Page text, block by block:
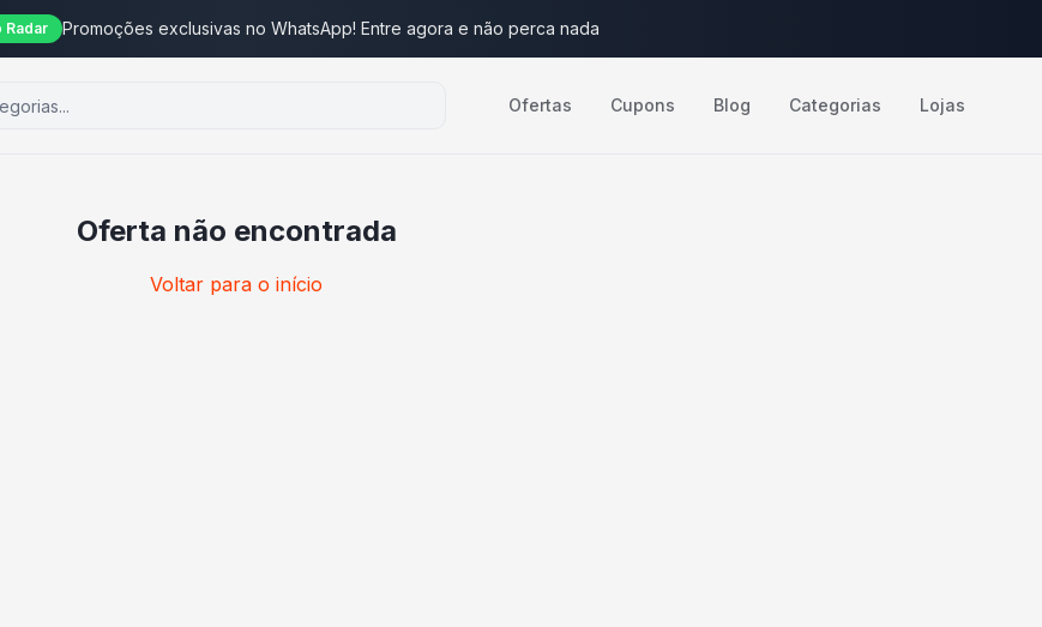
Radar Promoções exclusivas no WhatsApp! Entre agora e não perca nada
Ofertas Cupons Blog Categorias Lojas
Oferta não encontrada
Voltar para o início